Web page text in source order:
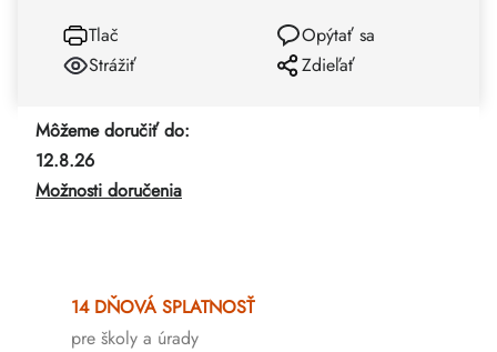
Môžeme doručiť do:
12.8.26
Možnosti doručenia
Tlač
Opýtať sa
Strážiť
Zdieľať
14 DŇOVÁ SPLATNOSŤ
pre školy a úrady